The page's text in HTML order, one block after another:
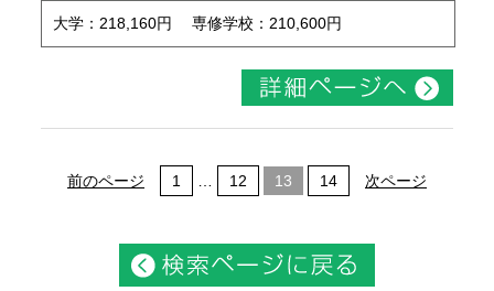
大学：218,160円 専修学校：210,600円
前のページ 1 12 13 14 次ページ